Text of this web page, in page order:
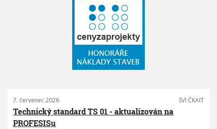
7. červenec 2026 SVI ČKAIT
Technický standard TS 01 - aktualizován na
PROFESISu